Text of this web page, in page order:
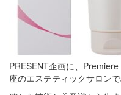
PRESENT企画に、
座のエステティックサロンで